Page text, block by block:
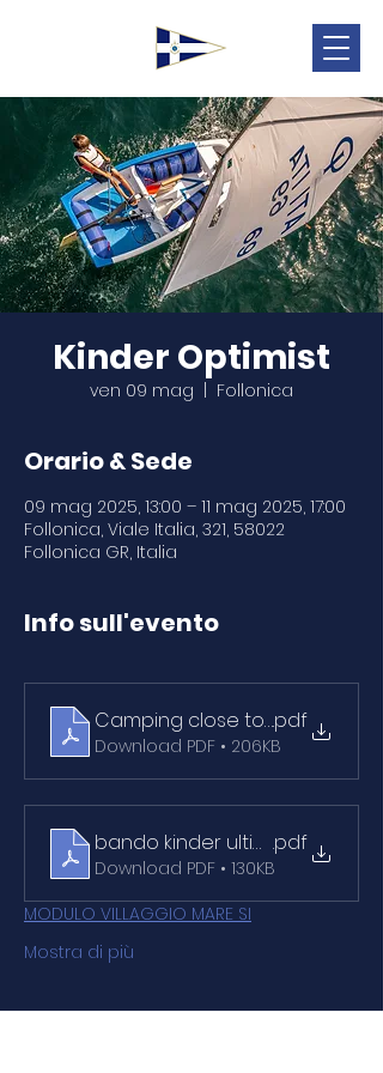
Kinder Optimist
ven 09 mag Follonica
Orario & Sede
09 mag 2025, 13:00 – 11 mag 2025, 17:00
Follonica, Viale Italia, 321, 58022
Follonica GR, Italia
Info sull'evento
Camping close to LNI Follonica
.pdf
Download PDF • 206KB
bando kinder ultimo.pdf
Download PDF • 130KB
MODULO VILLAGGIO MARE SI
Mostra di più